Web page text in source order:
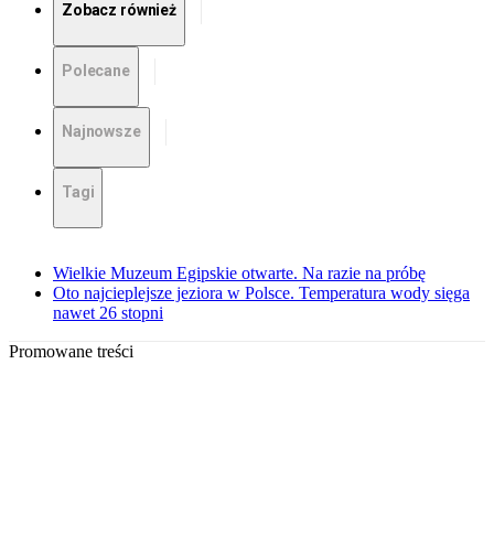
Zobacz również
Polecane
Najnowsze
Tagi
Wielkie Muzeum Egipskie otwarte. Na razie na próbę
Oto najcieplejsze jeziora w Polsce. Temperatura wody sięga
nawet 26 stopni
Promowane treści